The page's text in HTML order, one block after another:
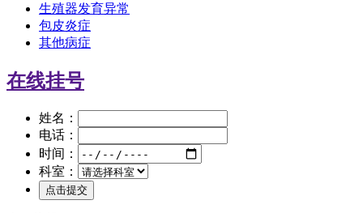
生殖器发育异常
包皮炎症
其他病症
在线挂号
姓名：
电话：
时间：
科室：